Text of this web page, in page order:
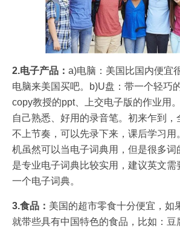
2.电子产品： a)电脑：美国比国内便宜
电脑来美国买吧。b)U盘：带一个轻巧
copy教授的ppt、上交电子版的作业用
自己熟悉、好用的录音笔。初来乍到，
不上节奏，可以先录下来，课后学习用
机虽然可以当电子词典用，但是很多词
是专业电子词典比较实用，建议英文需
一个电子词典。
3.食品： 美国的超市零食十分便宜，如
就带些具有中国特色的食品，比如：豆